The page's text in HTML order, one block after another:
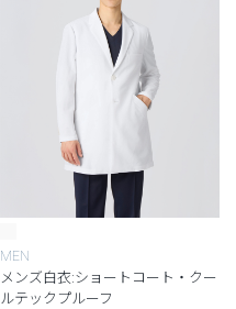
MEN
メンズ白衣:ショートコート・クー
ルテックプルーフ